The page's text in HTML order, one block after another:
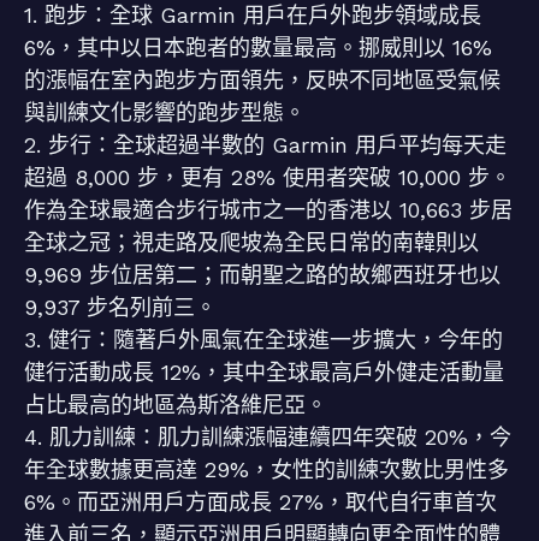
1. 跑步：全球 Garmin 用戶在戶外跑步領域成長
6%，其中以日本跑者的數量最高。挪威則以 16%
的漲幅在室內跑步方面領先，反映不同地區受氣候
與訓練文化影響的跑步型態。
2. 步行：全球超過半數的 Garmin 用戶平均每天走
超過 8,000 步，更有 28% 使用者突破 10,000 步。
作為全球最適合步行城市之一的香港以 10,663 步居
全球之冠；視走路及爬坡為全民日常的南韓則以
9,969 步位居第二；而朝聖之路的故鄉西班牙也以
9,937 步名列前三。
3. 健行：隨著戶外風氣在全球進一步擴大，今年的
健行活動成長 12%，其中全球最高戶外健走活動量
占比最高的地區為斯洛維尼亞。
4. 肌力訓練：肌力訓練漲幅連續四年突破 20%，今
年全球數據更高達 29%，女性的訓練次數比男性多
6%。而亞洲用戶方面成長 27%，取代自行車首次
進入前三名，顯示亞洲用戶明顯轉向更全面性的體